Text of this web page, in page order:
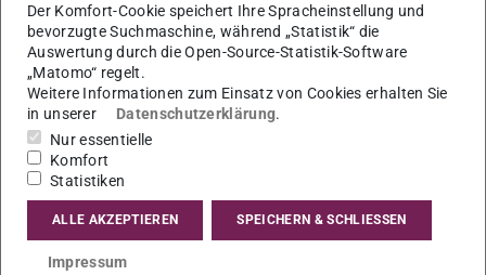
17.06.2026
In hr2-kultur spricht Prof.in Dr. Andrea Rapp vom Institut für
Sprach- und Literaturwissenschaft der TU Darmstadt über das
Projekt „Digitales Familiennamenwörterbuch Deutschland“ (…
Der Komfort-Cookie speichert Ihre Spracheinstellung und
bevorzugte Suchmaschine, während „Statistik“ die
Auswertung durch die Open-Source-Statistik-Software
„Matomo“ regelt.
Weitere Informationen zum Einsatz von Cookies erhalten Sie
in unserer
Datenschutzerklärung.
Nur essentielle
Komfort
Statistiken
ALLE AKZEPTIEREN SPEICHERN & SCHLIESSEN
Impressum